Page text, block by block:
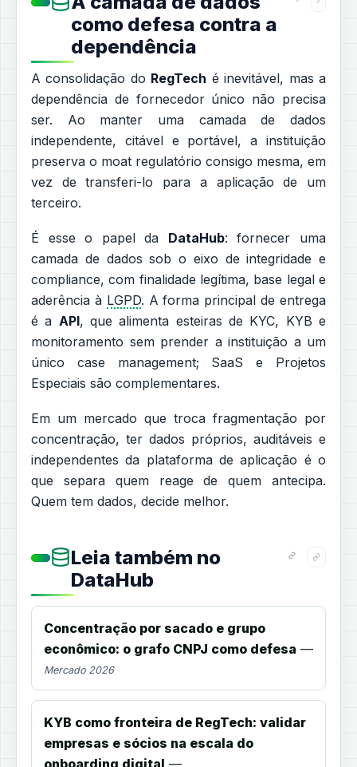
como defesa contra a
dependência
A consolidação do RegTech é inevitável, mas a
dependência de fornecedor único não precisa
ser. Ao manter uma camada de dados
independente, citável e portável, a instituição
preserva o moat regulatório consigo mesma, em
vez de transferi-lo para a aplicação de um
terceiro.
É esse o papel da DataHub: fornecer uma
camada de dados sob o eixo de integridade e
compliance, com finalidade legítima, base legal e
aderência à LGPD. A forma principal de entrega
é a API, que alimenta esteiras de KYC, KYB e
monitoramento sem prender a instituição a um
único case management; SaaS e Projetos
Especiais são complementares.
Em um mercado que troca fragmentação por
concentração, ter dados próprios, auditáveis e
independentes da plataforma de aplicação é o
que separa quem reage de quem antecipa.
Quem tem dados, decide melhor.
Leia também no
DataHub
Concentração por sacado e grupo
econômico: o grafo CNPJ como defesa —
Mercado 2026
KYB como fronteira de RegTech: validar
empresas e sócios na escala do
onboarding digital —